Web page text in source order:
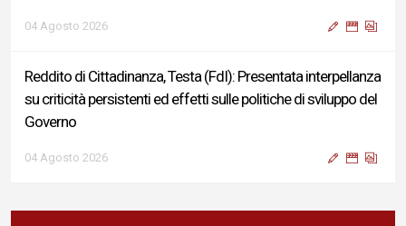
04 Agosto 2026
Reddito di Cittadinanza, Testa (FdI): Presentata interpellanza
su criticità persistenti ed effetti sulle politiche di sviluppo del
Governo
04 Agosto 2026
Sigismondi, Liris e Testa: “Profondo cordoglio e vicinanza al